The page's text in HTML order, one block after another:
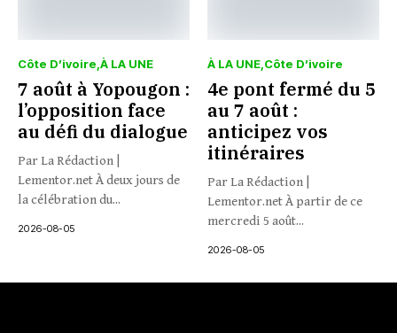
Côte D’ivoire À LA UNE
7 août à Yopougon :
l’opposition face
au défi du dialogue
Par La Rédaction |
Lementor.net À deux jours de
la célébration du...
2026-08-05
À LA UNE Côte D’ivoire
4e pont fermé du 5
au 7 août :
anticipez vos
itinéraires
Par La Rédaction |
Lementor.net À partir de ce
mercredi 5 août...
2026-08-05